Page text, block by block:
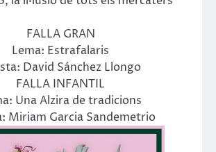
FALLA GRAN
Lema: Estrafalaris
David Sánchez Llongo
FALLA INFANTIL
Una Alzira de tradicions
Miriam Garcia Sandemetrio